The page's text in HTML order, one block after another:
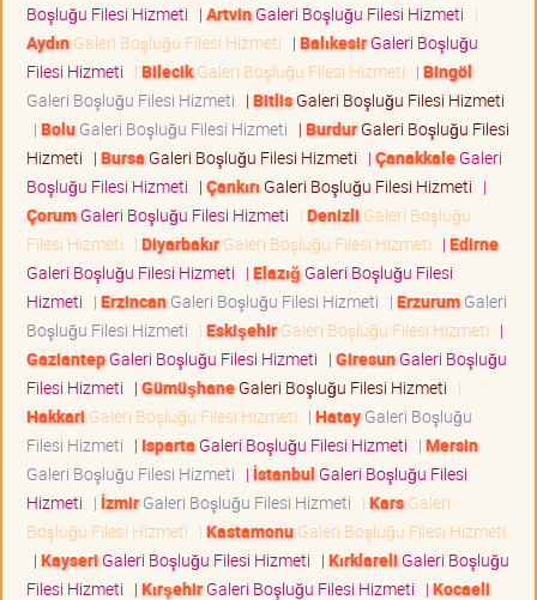
Boşluğu Filesi Hizmeti | ArtvinGaleri Boşluğu Filesi Hizmeti |
AydınGaleri Boşluğu Filesi Hizmeti | BalıkesirGaleri Boşluğu
Filesi Hizmeti | BilecikGaleri Boşluğu Filesi Hizmeti | Bingöl
Galeri Boşluğu Filesi Hizmeti | BitlisGaleri Boşluğu Filesi Hizmeti
| BoluGaleri Boşluğu Filesi Hizmeti | BurdurGaleri Boşluğu Filesi
Hizmeti | Bursa Galeri Boşluğu Filesi Hizmeti | ÇanakkaleGaleri
Boşluğu Filesi Hizmeti | Çankırı Galeri Boşluğu Filesi Hizmeti |
ÇorumGaleri Boşluğu Filesi Hizmeti | Denizli Galeri Boşluğu
Filesi Hizmeti | DiyarbakırGaleri Boşluğu Filesi Hizmeti | Edirne
Galeri Boşluğu Filesi Hizmeti | Elazığ Galeri Boşluğu Filesi
Hizmeti | ErzincanGaleri Boşluğu Filesi Hizmeti | ErzurumGaleri
Boşluğu Filesi Hizmeti | EskişehirGaleri Boşluğu Filesi Hizmeti |
GaziantepGaleri Boşluğu Filesi Hizmeti | GiresunGaleri Boşluğu
Filesi Hizmeti | GümüşhaneGaleri Boşluğu Filesi Hizmeti |
Hakkari Galeri Boşluğu Filesi Hizmeti | HatayGaleri Boşluğu
Filesi Hizmeti | Isparta Galeri Boşluğu Filesi Hizmeti | Mersin
Galeri Boşluğu Filesi Hizmeti | İstanbul Galeri Boşluğu Filesi
Hizmeti | İzmirGaleri Boşluğu Filesi Hizmeti | KarsGaleri
Boşluğu Filesi Hizmeti | KastamonuGaleri Boşluğu Filesi Hizmeti
| Kayseri Galeri Boşluğu Filesi Hizmeti | Kırklareli Galeri Boşluğu
Filesi Hizmeti | KırşehirGaleri Boşluğu Filesi Hizmeti | Kocaeli